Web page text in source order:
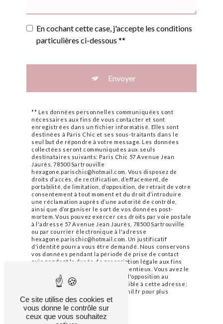
En cochant cette case, j'accepte les conditions
particulières ci-dessous **
Envoyer
** Les données personnelles communiquées sont
nécessaires aux fins de vous contacter et sont
enregistrées dans un fichier informatisé. Elles sont
destinées à Paris Chic et ses sous-traitants dans le
seul but de répondre à votre message. Les données
collectées seront communiquées aux seuls
destinataires suivants: Paris Chic 57 Avenue Jean
Jaurès, 78500 Sartrouville
hexagone.parischic@hotmail.com. Vous disposez de
droits d’accès, de rectification, d’effacement, de
portabilité, de limitation, d’opposition, de retrait de votre
consentement à tout moment et du droit d’introduire
une réclamation auprès d’une autorité de contrôle,
ainsi que d’organiser le sort de vos données post-
mortem. Vous pouvez exercer ces droits par voie postale
à l'adresse 57 Avenue Jean Jaurès, 78500 Sartrouville
ou par courrier électronique à l'adresse
hexagone.parischic@hotmail.com. Un justificatif
d'identité pourra vous être demandé. Nous conservons
vos données pendant la période de prise de contact
puis pendant la durée de prescription légale aux fins
probatoires et de gestion des contentieux. Vous avez le
droit de vous inscrire sur la liste d'opposition au
démarchage téléphonique, disponible à cette adresse:
. Consultez le site cnil.fr pour plus
d’informations sur vos droits.
Ce site utilise des cookies et
vous donne le contrôle sur
ceux que vous souhaitez